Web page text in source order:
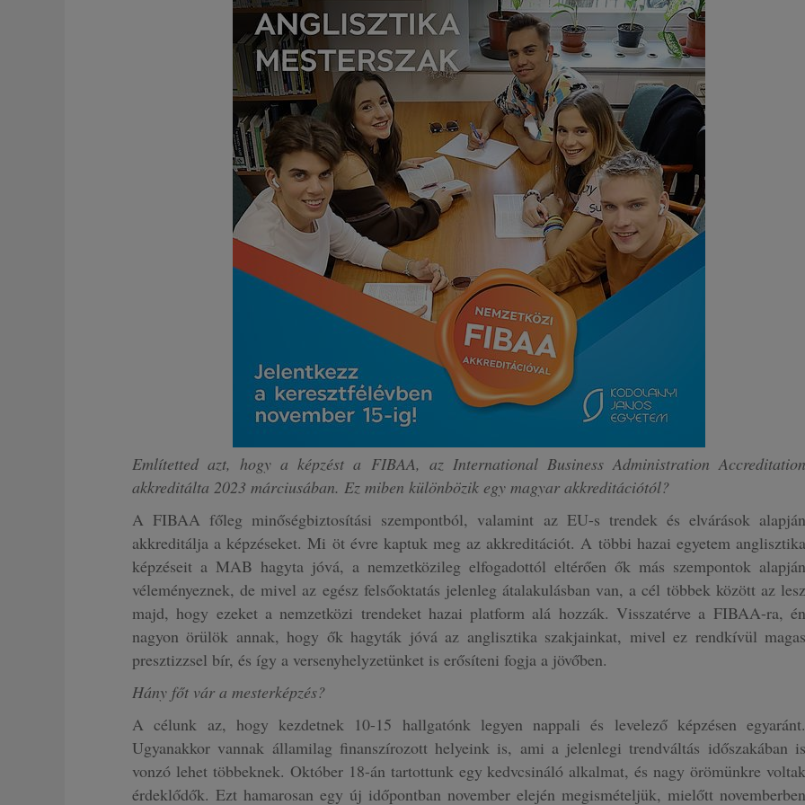
Említetted azt, hogy a képzést a FIBAA, az International Business Administration Accreditation
akkreditálta 2023 márciusában. Ez miben különbözik egy magyar akkreditációtól?
A FIBAA főleg minőségbiztosítási szempontból, valamint az EU-s trendek és elvárások alapján
akkreditálja a képzéseket. Mi öt évre kaptuk meg az akkreditációt. A többi hazai egyetem anglisztika
képzéseit a MAB hagyta jóvá, a nemzetközileg elfogadottól eltérően ők más szempontok alapján
véleményeznek, de mivel az egész felsőoktatás jelenleg átalakulásban van, a cél többek között az lesz
majd, hogy ezeket a nemzetközi trendeket hazai platform alá hozzák. Visszatérve a FIBAA-ra, én
nagyon örülök annak, hogy ők hagyták jóvá az anglisztika szakjainkat, mivel ez rendkívül magas
presztizzsel bír, és így a versenyhelyzetünket is erősíteni fogja a jövőben.
Hány főt vár a mesterképzés?
A célunk az, hogy kezdetnek 10-15 hallgatónk legyen nappali és levelező képzésen egyaránt.
Ugyanakkor vannak államilag finanszírozott helyeink is, ami a jelenlegi trendváltás időszakában is
vonzó lehet többeknek. Október 18-án tartottunk egy kedvcsináló alkalmat, és nagy örömünkre voltak
érdeklődők. Ezt hamarosan egy új időpontban november elején megismételjük, mielőtt novemberben